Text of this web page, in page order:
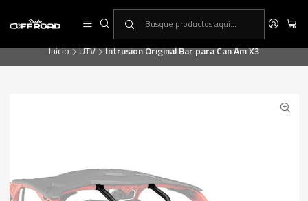
RINCON OFF-ROAD, la primera tienda especialista en equipamiento ATV
& UTV
Inicio
UTV Intrusion Original Bar para Can Am X3